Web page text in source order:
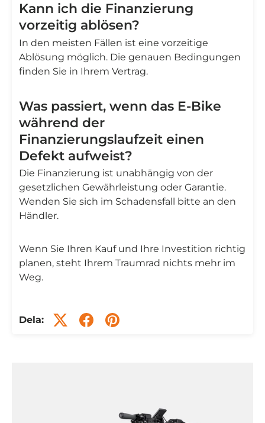
Kann ich die Finanzierung
vorzeitig ablösen?
In den meisten Fällen ist eine vorzeitige
Ablösung möglich. Die genauen Bedingungen
finden Sie in Ihrem Vertrag.
Was passiert, wenn das E-Bike
während der
Finanzierungslaufzeit einen
Defekt aufweist?
Die Finanzierung ist unabhängig von der
gesetzlichen Gewährleistung oder Garantie.
Wenden Sie sich im Schadensfall bitte an den
Händler.
Wenn Sie Ihren Kauf und Ihre Investition richtig
planen, steht Ihrem Traumrad nichts mehr im
Weg.
Dela: